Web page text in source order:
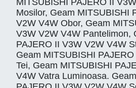
MITSUBISHI PAJERO II
Mosilor, Geam MITSUBISHI
V2W V4W Obor, Geam
V3W V2W V4W Pantelimon,
PAJERO II V3W V2W V4W
Geam MITSUBISHI
Tei, Geam MITSUBISHI
V4W Vatra Luminoasa.